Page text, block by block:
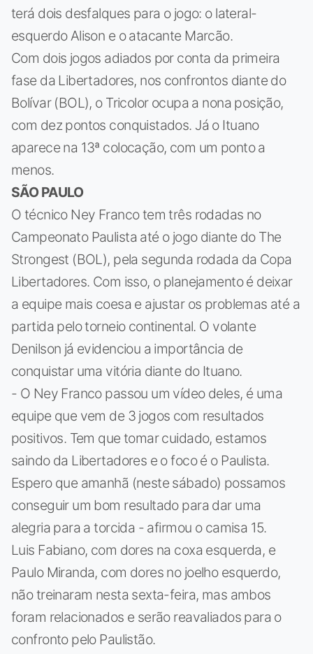
terá dois desfalques para o jogo: o lateral-
esquerdo Alison e o atacante Marcão.
Com dois jogos adiados por conta da primeira
fase da Libertadores, nos confrontos diante do
Bolívar (BOL), o Tricolor ocupa a nona posição,
com dez pontos conquistados. Já o Ituano
aparece na 13ª colocação, com um ponto a
menos.
SÃO PAULO
O técnico Ney Franco tem três rodadas no
Campeonato Paulista até o jogo diante do The
Strongest (BOL), pela segunda rodada da Copa
Libertadores. Com isso, o planejamento é deixar
a equipe mais coesa e ajustar os problemas até a
partida pelo torneio continental. O volante
Denilson já evidenciou a importância de
conquistar uma vitória diante do Ituano.
- O Ney Franco passou um vídeo deles, é uma
equipe que vem de 3 jogos com resultados
positivos. Tem que tomar cuidado, estamos
saindo da Libertadores e o foco é o Paulista.
Espero que amanhã (neste sábado) possamos
conseguir um bom resultado para dar uma
alegria para a torcida - afirmou o camisa 15.
Luis Fabiano, com dores na coxa esquerda, e
Paulo Miranda, com dores no joelho esquerdo,
não treinaram nesta sexta-feira, mas ambos
foram relacionados e serão reavaliados para o
confronto pelo Paulistão.